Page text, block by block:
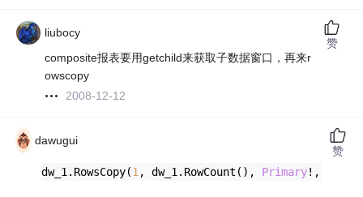
liubocy
composite报表要用getchild来获取子数据窗口，再来r
owscopy
2008-12-12
赞
dawugui
dw_1.RowsCopy(1, dw_1.RowCount(), Primary! ,
赞